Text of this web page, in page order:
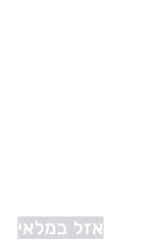
אזל במלאי